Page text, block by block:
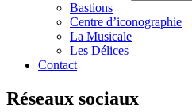
Bastions
Centre d’iconographie
La Musicale
Les Délices
Contact
Réseaux sociaux